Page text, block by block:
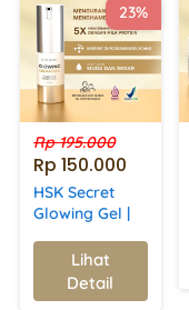
Rp 195.000
Rp 150.000
HSK Secret
Glowing Gel |
Cerah Merona,
Kencang &
Awet Muda
Lihat
Detail
23%